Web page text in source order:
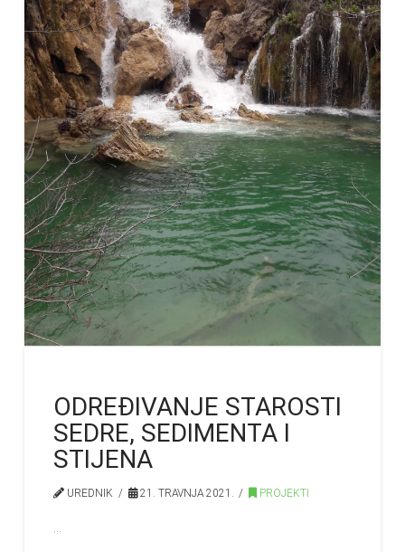
ODREĐIVANJE STAROSTI
SEDRE, SEDIMENTA I
STIJENA
UREDNIK 21. TRAVNJA 2021. PROJEKTI